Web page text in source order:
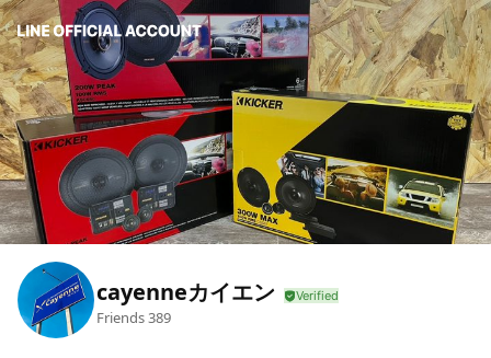
cayenneカイエン
Friends389